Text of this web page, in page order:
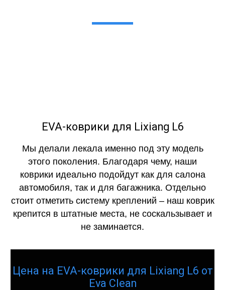
EVA-коврики для Lixiang L6
Мы делали лекала именно под эту модель
этого поколения. Благодаря чему, наши
коврики идеально подойдут как для салона
автомобиля, так и для багажника. Отдельно
стоит отметить систему креплений – наш коврик
крепится в штатные места, не соскальзывает и
не заминается.
Цена на EVA-коврики для Lixiang L6 от
Eva Clean